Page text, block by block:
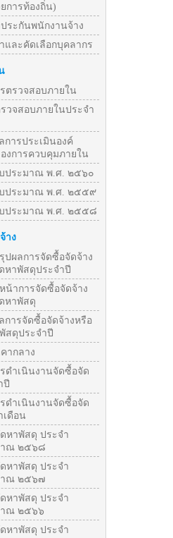
การท้องถิ่น)
ระกันพนักงานจ้าง
และคัดเลือกบุคลากร
ตรวจสอบภายใน
วจสอบภายในประจำ
การประเมินองค์
งการควบคุมภายใน
ประมาณ พ.ศ. ๒๕๖๐
ประมาณ พ.ศ. ๒๕๕๙
ประมาณ พ.ศ. ๒๕๕๘
าง
ปผลการจัดซื้อจัดจ้าง
หาพัสดุประจำปี
น้าการจัดซื้อจัดจ้าง
หาพัสดุ
การจัดซื้อจัดจ้างหรือ
สดุประจําปี
ากลาง
ดำเนินงานจัดซื้อจัด
ปี
ดำเนินงานจัดซื้อจัด
เดือน
หาพัสดุ ประจำ
าณ ๒๕๖๘
หาพัสดุ ประจำ
าณ ๒๕๖๗
หาพัสดุ ประจำ
าณ ๒๕๖๖
หาพัสดุ ประจำ